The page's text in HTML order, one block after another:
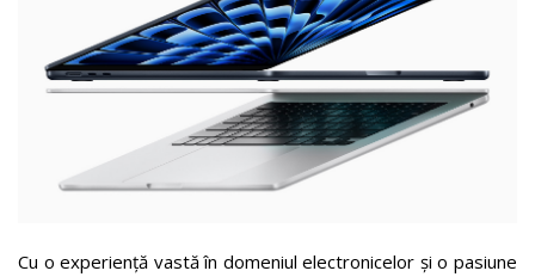
Cu o experiență vastă în domeniul electronicelor și o pasiune